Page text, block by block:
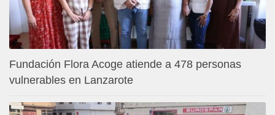
Fundación Flora Acoge atiende a 478 personas
vulnerables en Lanzarote